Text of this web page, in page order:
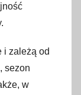
i zależą od
sezon
w